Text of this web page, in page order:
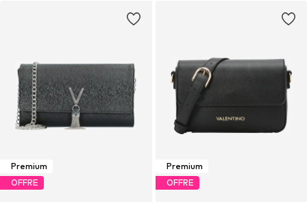
Premium
OFFRE
Premium
OFFRE